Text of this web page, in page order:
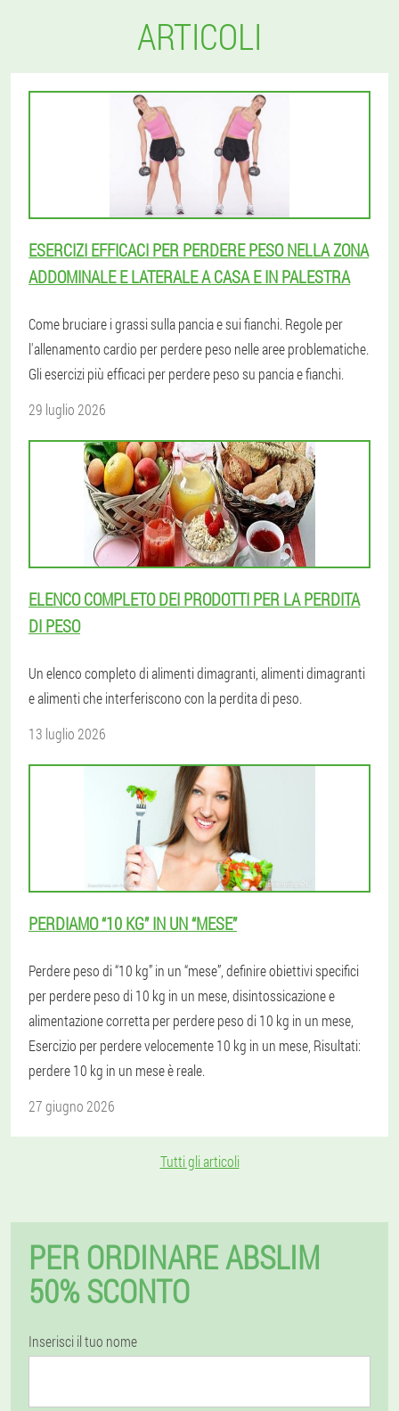
ARTICOLI
ESERCIZI EFFICACI PER PERDERE PESO NELLA ZONA
ADDOMINALE E LATERALE A CASA E IN PALESTRA
Come bruciare i grassi sulla pancia e sui fianchi. Regole per
l'allenamento cardio per perdere peso nelle aree problematiche.
Gli esercizi più efficaci per perdere peso su pancia e fianchi.
29 luglio 2026
ELENCO COMPLETO DEI PRODOTTI PER LA PERDITA
DI PESO
Un elenco completo di alimenti dimagranti, alimenti dimagranti
e alimenti che interferiscono con la perdita di peso.
13 luglio 2026
PERDIAMO “10 KG” IN UN “MESE”
Perdere peso di “10 kg” in un “mese”, definire obiettivi specifici
per perdere peso di 10 kg in un mese, disintossicazione e
alimentazione corretta per perdere peso di 10 kg in un mese,
Esercizio per perdere velocemente 10 kg in un mese, Risultati:
perdere 10 kg in un mese è reale.
27 giugno 2026
Tutti gli articoli
PER ORDINARE ABSLIM
50% SCONTO
Inserisci il tuo nome